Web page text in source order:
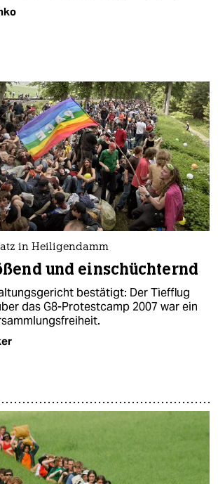
in Heiligendamm
und einschüchternd
bestätigt: Der Tiefflug
das G8-Protestcamp 2007 war ein